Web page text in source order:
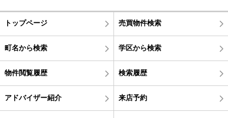
トップページ 売買物件検索
町名から検索 学区から検索
物件閲覧履歴 検索履歴
アドバイザー紹介 来店予約